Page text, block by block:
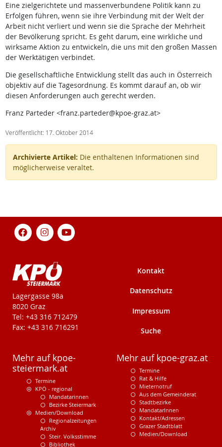
Eine zielgerichtete und massenverbundene Politik kann zu
Erfolgen führen, wenn sie ihre Verbindung mit der Welt der
Arbeit nicht verliert und wenn sie die Sprache der Mehrheit
der Bevölkerung spricht. Es geht darum, eine wirkliche und
wirksame Aktion zu entwickeln, die uns mit den großen Massen
der Werktätigen verbindet.
Die gesellschaftliche Entwicklung stellt das auch in Österreich
objektiv auf die Tagesordnung. Es kommt darauf an, ob wir
diesen Anforderungen auch gerecht werden.
Franz Parteder <franz.parteder@kpoe-graz.at>
Veröffentlicht: 17. Oktober 2014
Archivierte Artikel: Die enthaltenen Informationen sind
möglicherweise veraltet.
KPÖ-Steiermark
Lagergasse 98a
8020 Graz
Tel: +43 316 712479
Fax: +43 316 716291
Kontakt
Datenschutz
Impressum
Suche
Mehr auf kpoe-
steiermark.at
Termine
KPÖ - regional
Mandatarinnen
Bezirke Steiermark
Medien/Download
Regionalzeitungen
Archiv
Steir. Volksstimme
Bibliothek
Mehr auf kpoe-graz.at
Termine
Rat & Hilfe
Mieternotruf
Aus dem Gemeinderat
Stadtbezirke
MandatarInnen
Kontakt/Adressen
Grazer Stadtblatt
Medien/Download